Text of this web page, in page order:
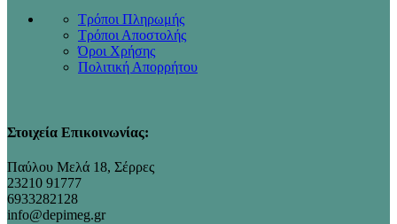
Τρόποι Πληρωμής
Τρόποι Αποστολής
Όροι Χρήσης
Πολιτική Απορρήτου
Στοιχεία Επικοινωνίας:
Παύλου Μελά 18, Σέρρες
23210 91777
6933282128
info@depimeg.gr